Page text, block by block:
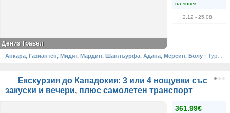
на човек
2.12 - 25.08
Дениз Травел
Анкара, Газиантеп, Мидят, Мардин, Шанлъурфа, Адана, Мерсин, Болу · Турция
Екскурзия до Кападокия: 3 или 4 нощувки със
закуски и вечери, плюс самолетен транспорт
361.99€